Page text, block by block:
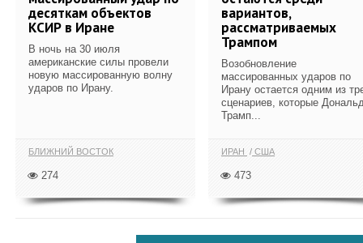
десяткам объектов
КСИР в Иране
В ночь на 30 июля
американские силы провели
новую массированную волну
ударов по Ирану.
БЛИЖНИЙ ВОСТОК
274
вариантов,
рассматриваемых
Трампом
Возобновление
массированных ударов по
Ирану остается одним из
сценариев, которые
Трамп...
ИРАН США
473